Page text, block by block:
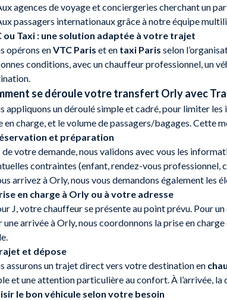
agences de voyage et conciergeries cherchant un
passagers internationaux grâce à notre équipe
ou Taxi : une solution adaptée à votre trajet
opérons enVTC Paris et en taxi Paris selon
conditions, avec un chauffeur professionnel, un
se déroule votre transfert Orly avec
appliquons un déroulé simple et cadré, pour limiter
en charge, et le volume de passagers/bagages. Cette
et préparation
de votre demande, nous validons avec vous les
contraintes (enfant, rendez-vous professionnel,
arrivez à Orly, nous vous demandons également les
en charge à Orly ou à votre adresse
J, votre chauffeur se présente au point prévu. Pour
une arrivée à Orly, nous coordonnons la prise en
et dépose
assurons un trajet direct vers votre destination en
et une attention particulière au confort. À l’arrivée, la
le bon véhicule selon votre besoin